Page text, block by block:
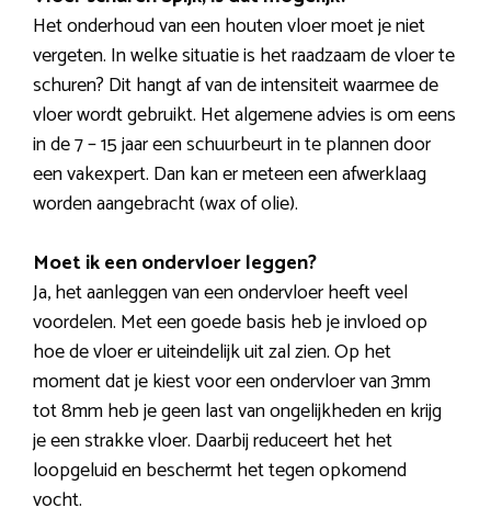
Het onderhoud van een houten vloer moet je niet
vergeten. In welke situatie is het raadzaam de vloer te
schuren? Dit hangt af van de intensiteit waarmee de
vloer wordt gebruikt. Het algemene advies is om eens
in de 7 – 15 jaar een schuurbeurt in te plannen door
een vakexpert. Dan kan er meteen een afwerklaag
worden aangebracht (wax of olie).
Moet ik een ondervloer leggen?
Ja, het aanleggen van een ondervloer heeft veel
voordelen. Met een goede basis heb je invloed op
hoe de vloer er uiteindelijk uit zal zien. Op het
moment dat je kiest voor een ondervloer van 3mm
tot 8mm heb je geen last van ongelijkheden en krijg
je een strakke vloer. Daarbij reduceert het het
loopgeluid en beschermt het tegen opkomend
vocht.